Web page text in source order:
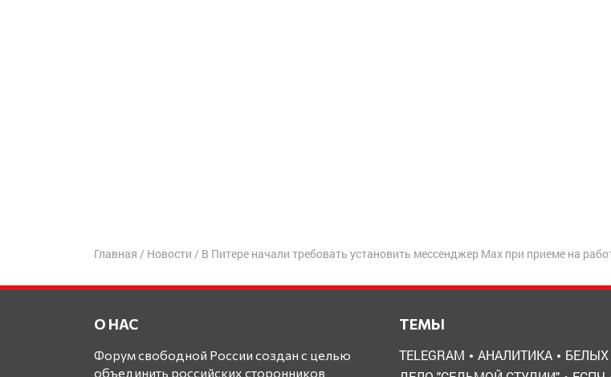
Главная / Новости / В Питере начали требовать установить мессенджер Max при приеме на
О НАС
Форум свободной России создан с целью
объединить российских сторонников
ТЕМЫ
TELEGRAM АНАЛИТИКА БЕЛЫХ